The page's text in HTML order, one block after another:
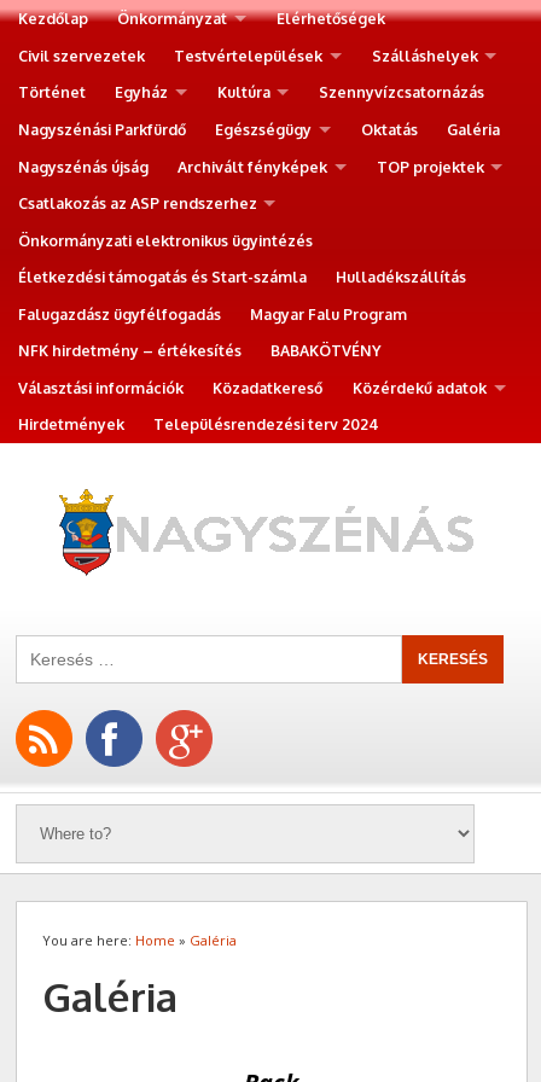
Kezdőlap Önkormányzat
Elérhetőségek
Civil szervezetek
Testvértelepülések
Szálláshelyek
Történet
Egyház Kultúra
Szennyvízcsatornázás
Nagyszénási Parkfürdő
Egészségügy Oktatás
Galéria
Nagyszénás újság
Archivált fényképek
TOP projektek
Csatlakozás az ASP rendszerhez
Önkormányzati elektronikus ügyintézés
Életkezdési támogatás és Start-számla
Hulladékszállítás
Falugazdász ügyfélfogadás
Magyar Falu Program
NFK hirdetmény – értékesítés
BABAKÖTVÉNY
Választási információk
Közadatkereső
Közérdekű adatok
Hirdetmények
Településrendezési terv 2024
You are here: Home » Galéria
Galéria